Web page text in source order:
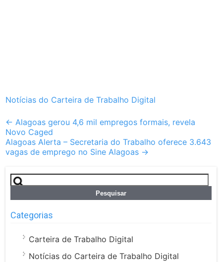
Notícias do Carteira de Trabalho Digital
Post
navigation
← Alagoas gerou 4,6 mil empregos formais, revela
Novo Caged
Alagoas Alerta – Secretaria do Trabalho oferece 3.643
vagas de emprego no Sine Alagoas →
Pesquisar
por:
Categorias
Carteira de Trabalho Digital
Notícias do Carteira de Trabalho Digital